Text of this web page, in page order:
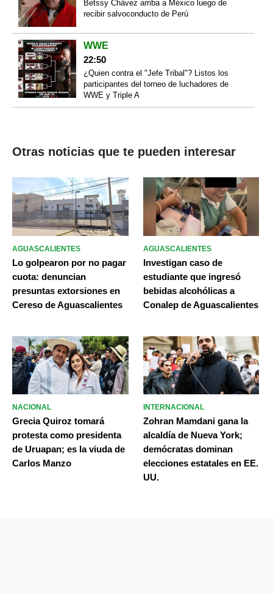
Betssy Chávez arriba a México luego de
recibir salvoconducto de Perú
WWE
22:50
¿Quien contra el "Jefe Tribal"? Listos los
participantes del torneo de luchadores de
WWE y Triple A
Otras noticias que te pueden interesar
AGUASCALIENTES
Lo golpearon por no pagar
cuota: denuncian
presuntas extorsiones en
Cereso de Aguascalientes
AGUASCALIENTES
Investigan caso de
estudiante que ingresó
bebidas alcohólicas a
Conalep de Aguascalientes
NACIONAL
Grecia Quiroz tomará
protesta como presidenta
de Uruapan; es la viuda de
Carlos Manzo
INTERNACIONAL
Zohran Mamdani gana la
alcaldía de Nueva York;
demócratas dominan
elecciones estatales en EE.
UU.